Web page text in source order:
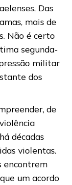
Das
mais de
Não é certo
segunda-
militar
dos
de
décadas
violentas.
encontrem
um acordo